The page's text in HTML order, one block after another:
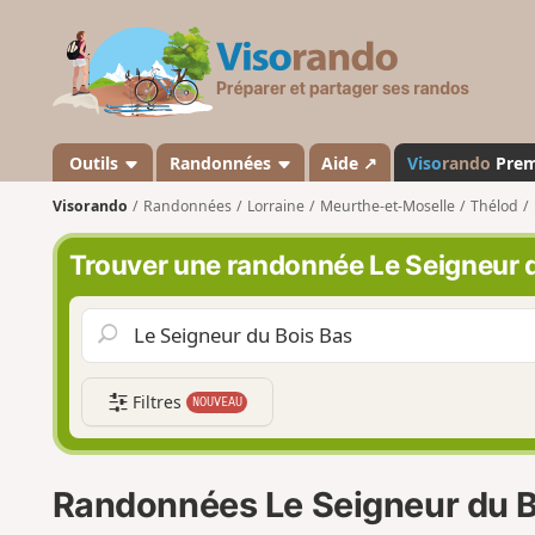
s
a
n
d
o
Outils Randonnées Aide ↗ Visorando
Visorando Randonnées Lorraine Meurthe-et-Moselle Thélod
Trouver une randonnée Le Seigneur
Filtres NOUVEAU
Randonnées Le Seigneur du